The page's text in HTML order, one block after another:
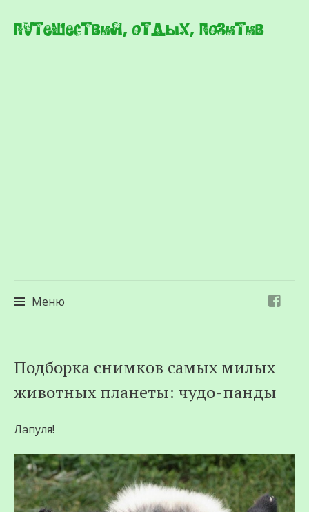
Путешествия, отдых, позитив
Меню
к
содержимому
Подборка снимков самых милых
животных планеты: чудо-панды
Лапуля!